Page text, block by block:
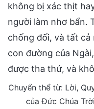
không bị xác thịt
người làm nhơ bẩn.
chống đối, và tất
con đường của
được tha thứ, và
Chuyển thể từ: Lời,
của Đức Chúa